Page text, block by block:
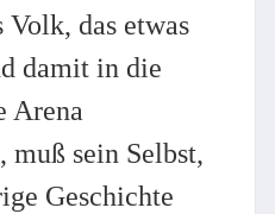
Volk, das etwas
damit in die
Arena
sein Selbst,
Geschichte